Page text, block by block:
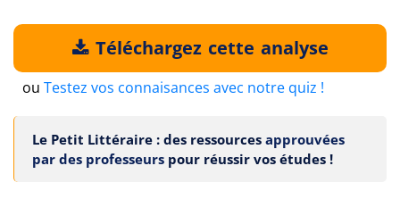
Téléchargez cette analyse
ou Testez vos connaisances avec notre quiz !
Le Petit Littéraire : des ressources approuvées
par des professeurs pour réussir vos études !